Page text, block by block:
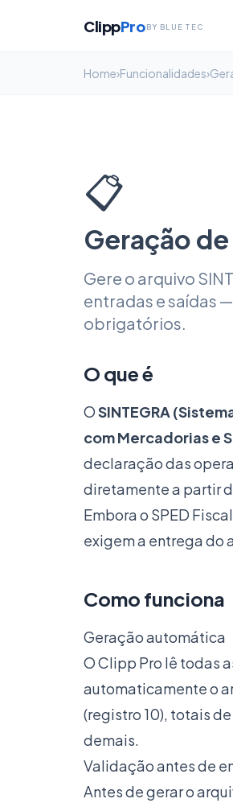
ClippPro BY BLUE TEC
Home›Funcionalidades›
📋
Geração
Gere o arquivo
entradas e saídas
obrigatórios.
O que é
OSINTEGRA
com Mercadorias e
declaração das
diretamente a partir
Embora o SPED
exigem a entrega do
Como funciona
Geração automática
O Clipp Pro lê todas
automaticamente o
(registro 10), totais de
demais.
Validação antes de
Antes de gerar o